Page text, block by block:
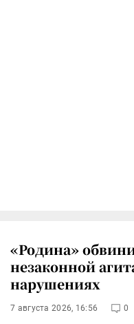
«Родина»
незаконной
нарушениях
7 августа 2026, 16:56 0